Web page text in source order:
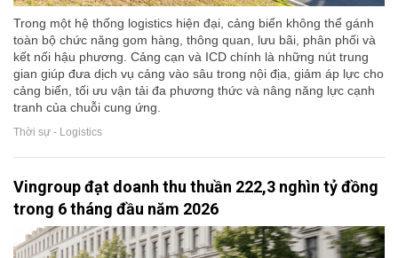
Trong một hệ thống logistics hiện đại, cảng biển không thể gánh
toàn bộ chức năng gom hàng, thông quan, lưu bãi, phân phối và
kết nối hậu phương. Cảng cạn và ICD chính là những nút trung
gian giúp đưa dịch vụ cảng vào sâu trong nội địa, giảm áp lực cho
cảng biển, tối ưu vận tải đa phương thức và nâng năng lực cạnh
tranh của chuỗi cung ứng.
Thời sự - Logistics
Vingroup đạt doanh thu thuần 222,3 nghìn tỷ đồng
trong 6 tháng đầu năm 2026